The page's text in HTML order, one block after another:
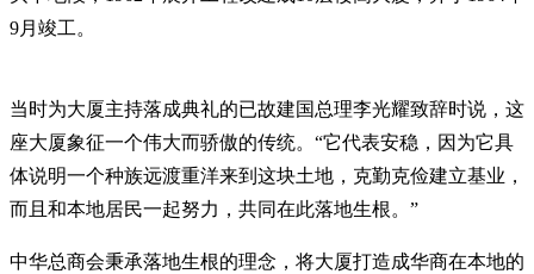
9月竣工。
当时为大厦主持落成典礼的已故建国总理李光耀致辞时说，这
座大厦象征一个伟大而骄傲的传统。“它代表安稳，因为它具
体说明一个种族远渡重洋来到这块土地，克勤克俭建立基业，
而且和本地居民一起努力，共同在此落地生根。”
中华总商会秉承落地生根的理念，将大厦打造成华商在本地的